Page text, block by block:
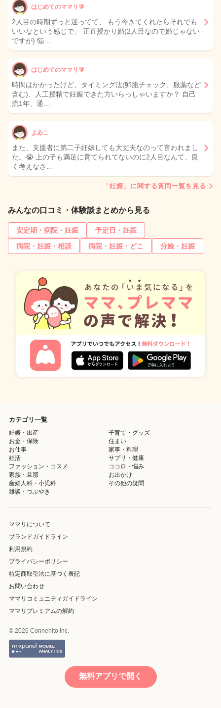
はじめてのママリ🔰
2人目の時期ずっと迷ってて、 もう今きてくれたらそれでも
いいなという感じで、 正直授かり婚(2人目なので婚じゃない
ですが) 悩…
はじめてのママリ🔰
時間はかかったけど、タイミング法(卵胞チェック、服薬など
含む)、人工授精で妊娠できた方いらっしゃいますか？ 自己
流1年、通…
よゐこ
また、支援者に第二子妊娠しても大丈夫なのって言われまし
た。😭 上の子も満足に育てられてないのに2人目なんて、良
く考えなさ…
「妊娠」に関する質問一覧を見る
みんなの口コミ・体験談まとめから見る
安定期・病院・妊娠
予定日・妊娠
病院・妊娠・相談
病院・妊娠・どこ 分娩・妊娠
カテゴリ一覧
妊娠・出産
子育て・グッズ
お金・保険
住まい
お仕事
家事・料理
妊活
サプリ・健康
ファッション・コスメ
ココロ・悩み
家族・旦那
お出かけ
産婦人科・小児科
その他の疑問
雑談・つぶやき
ママリについて
ブランドガイドライン
利用規約
プライバシーポリシー
特定商取引法に基づく表記
お問い合わせ
ママリコミュニティガイドライン
ママリプレミアムの解約
© 2026 Connehito Inc.
無料アプリで開く